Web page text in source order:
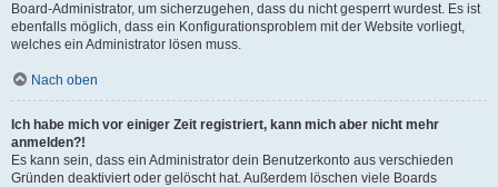
Board-Administrator, um sicherzugehen, dass du nicht gesperrt wurdest. Es ist
ebenfalls möglich, dass ein Konfigurationsproblem mit der Website vorliegt,
welches ein Administrator lösen muss.
Nach oben
Ich habe mich vor einiger Zeit registriert, kann mich aber nicht mehr
anmelden?!
Es kann sein, dass ein Administrator dein Benutzerkonto aus verschieden
Gründen deaktiviert oder gelöscht hat. Außerdem löschen viele Boards